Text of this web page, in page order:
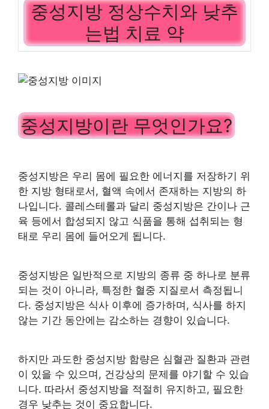
중성지방 정상수치와 낮추
는법 치료 약
중성지방이란 무엇인가요?
중성지방은 우리 몸에 필요한 에너지를 저장하기 위
한 지방 형태로서, 혈액 속에서 존재하는 지방의 하
나입니다. 콜레스테롤과 달리 중성지방은 간이나 근
육 등에서 합성되지 않고 식품을 통해 섭취되는 형
태로 우리 몸에 들어오게 됩니다.
중성지방은 일반적으로 지방의 종류 중 하나로 분류
되는 것이 아니라, 특정한 혈중 지질로서 측정됩니
다. 중성지방은 식사 이후에 증가하며, 식사를 하지
않는 기간 동안에는 감소하는 경향이 있습니다.
하지만 과도한 중성지방 함량은 심혈관 질환과 관련
이 있을 수 있으며, 건강상의 문제를 야기할 수 있습
니다. 따라서 중성지방을 적절히 유지하고, 필요한
경우 낮추는 것이 중요합니다.